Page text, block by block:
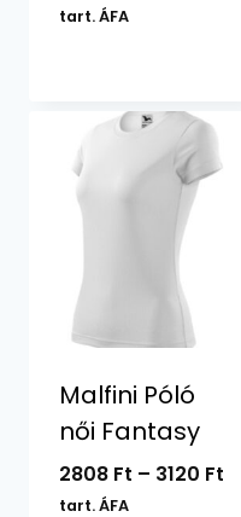
tart. ÁFA
Malfini Póló
női Fantasy
2808 Ft – 3120 Ft
tart. ÁFA